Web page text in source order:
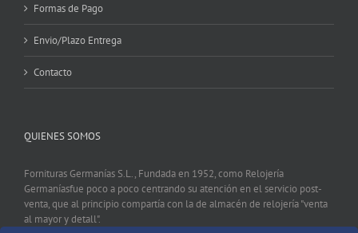
Formas de Pago
Envio/Plazo Entrega
Contacto
QUIENES SOMOS
Fornituras Germanías S.L., Fundada en 1952, como Relojería
Germaníasfue poco a poco centrando su atención en el servicio post-
venta, que al principio compartía con la de almacén de relojería "venta
al mayor y detall".